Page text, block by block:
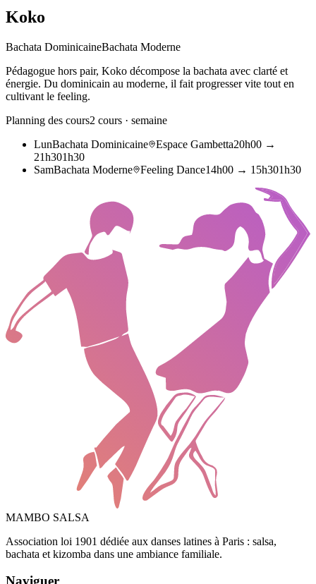
Koko
Bachata DominicaineBachata Moderne
Pédagogue hors pair, Koko décompose la bachata avec clarté et
énergie. Du dominicain au moderne, il fait progresser vite tout en
cultivant le feeling.
Planning des cours2 cours · semaine
LunBachata Dominicaine Espace Gambetta20h00 →
21h301h30
SamBachata Moderne Feeling Dance14h00 → 15h301h30
MAMBO SALSA
Association loi 1901 dédiée aux danses latines à Paris : salsa,
bachata et kizomba dans une ambiance familiale.